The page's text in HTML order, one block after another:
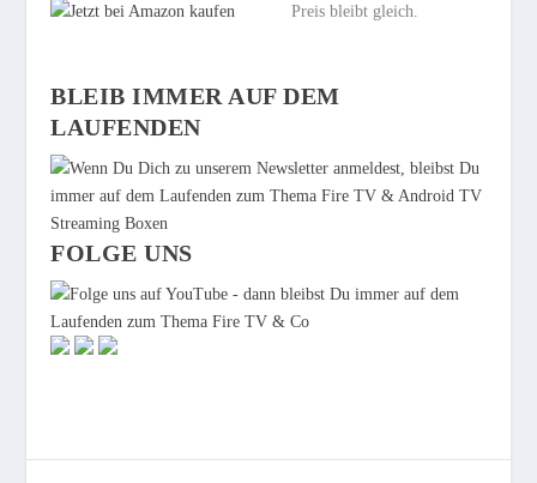
Preis bleibt gleich.
BLEIB IMMER AUF DEM
LAUFENDEN
FOLGE UNS